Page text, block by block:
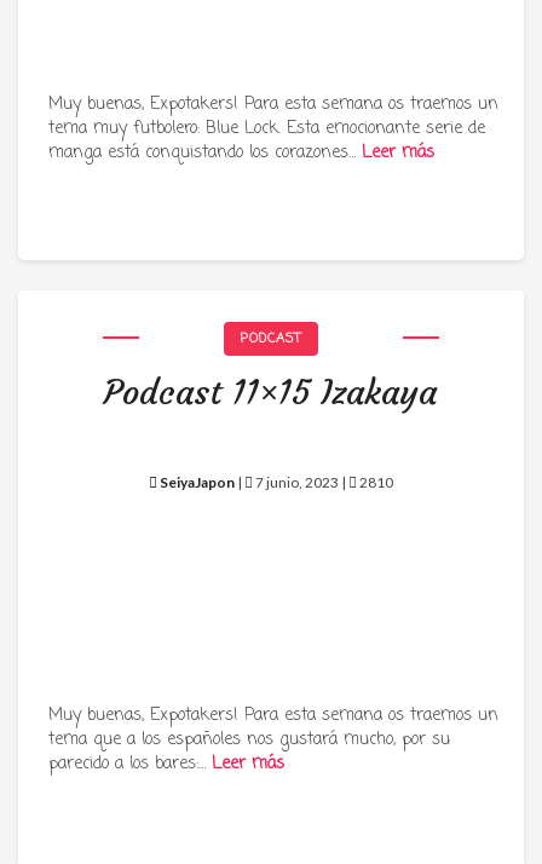
Muy buenas, Expotakers! Para esta semana os traemos un
tema muy futbolero: Blue Lock. Esta emocionante serie de
manga está conquistando los corazones… Leer más
PODCAST
Podcast 11×15 Izakaya
SeiyaJapon | 7 junio, 2023 | 2810
Muy buenas, Expotakers! Para esta semana os traemos un
tema que a los españoles nos gustará mucho, por su
parecido a los bares:… Leer más